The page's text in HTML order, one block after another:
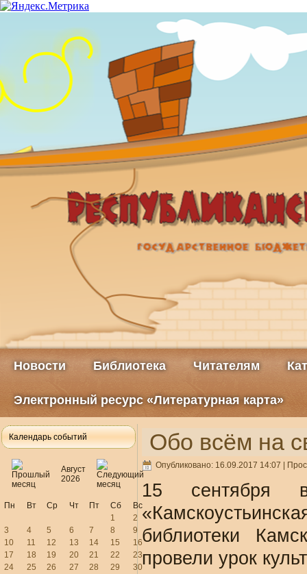
Новости Библиотека Читателям
Электронный ресурс «Литературная карта»
Календарь событий
Август
2026
Пн Вт Ср Чт Пт Сб
Вс
1
2
3
4 5 6 7 8
9
10
11 12 13 14 15
16
17
18 19 20 21 22
23
24
25 26 27 28 29
30
Обо всём на
Опубликовано: 16.09.2017 14:07 |
15
библиотеки
провели урок